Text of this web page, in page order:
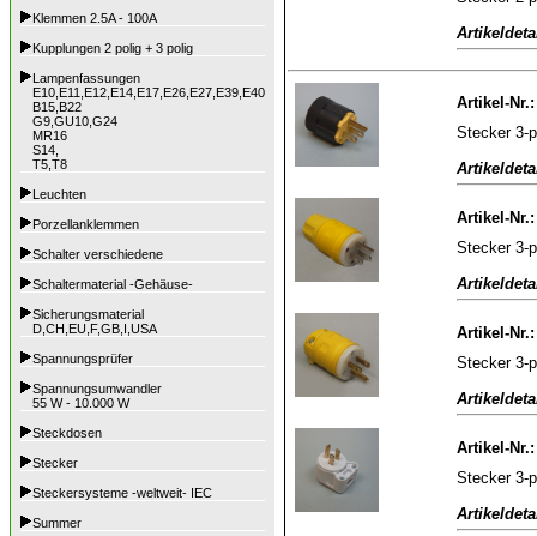
Klemmen 2.5A - 100A
Kupplungen 2 polig + 3 polig
Lampenfassungen
E10,E11,E12,E14,E17,E26,E27,E39,E40
B15,B22
G9,GU10,G24
MR16
S14,
T5,T8
Leuchten
Porzellanklemmen
Schalter verschiedene
Schaltermaterial -Gehäuse-
Sicherungsmaterial
D,CH,EU,F,GB,I,USA
Spannungsprüfer
Spannungsumwandler
55 W - 10.000 W
Steckdosen
Stecker
Steckersysteme -weltweit- IEC
Summer
Artikel-Nr.:
Stecker 3-
Artikel-Nr.:
Stecker 3-
Artikel-Nr.:
Stecker 3-
Artikel-Nr.:
Stecker 3-